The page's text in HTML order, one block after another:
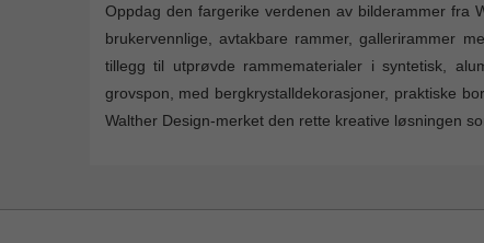
Oppdag den fargerike verdenen av bilderammer fra
brukervennlige, avtakbare rammer, gallerirammer
tillegg til utprøvde rammematerialer i syntetisk,
grovspon, med bergkrystalldekorasjoner, praktiske
Walther Design-merket den rette kreative løsningen